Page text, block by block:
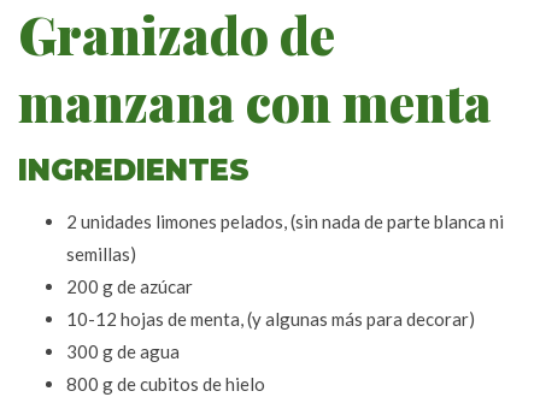
Granizado de
manzana con menta
INGREDIENTES
2 unidades limones pelados, (sin nada de parte blanca ni
semillas)
200 g de azúcar
10-12 hojas de menta, (y algunas más para decorar)
300 g de agua
800 g de cubitos de hielo